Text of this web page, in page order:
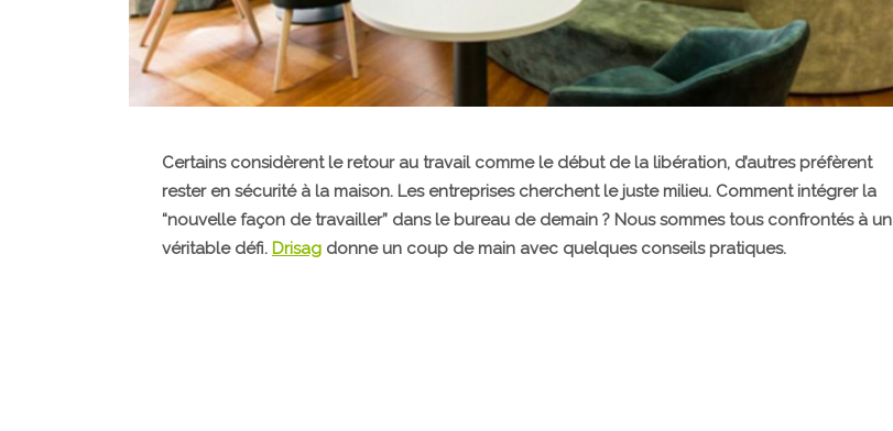
Certains considèrent le retour au travail comme le début de la libération, d’autres préfèrent
rester en sécurité à la maison. Les entreprises cherchent le juste milieu. Comment intégrer la
“nouvelle façon de travailler” dans le bureau de demain ? Nous sommes tous confrontés à un
véritable défi. Drisag donne un coup de main avec quelques conseils pratiques.